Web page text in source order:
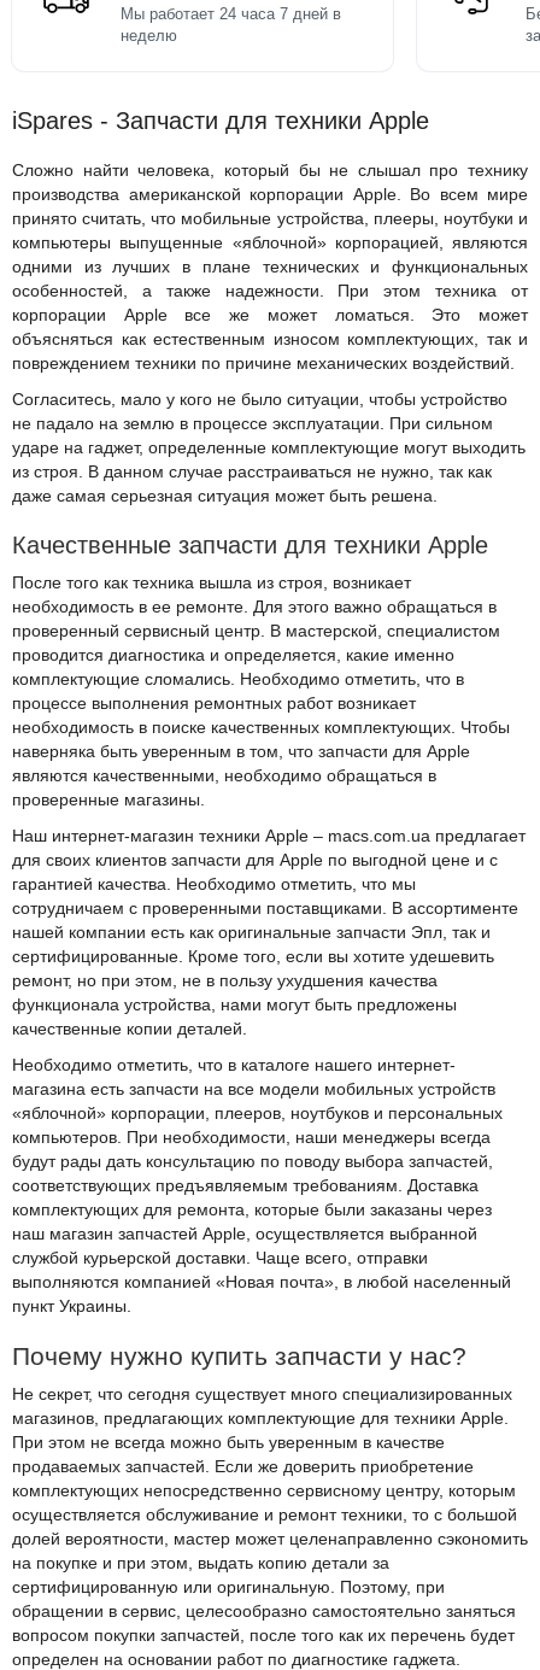
Мы работает 24 часа 7 дней в
неделю
iSpares - Запчасти для техники Apple
Сложно найти человека, который бы не слышал про технику
производства американской корпорации Apple. Во всем мире
принято считать, что мобильные устройства, плееры, ноутбуки и
компьютеры выпущенные «яблочной» корпорацией, являются
одними из лучших в плане технических и функциональных
особенностей, а также надежности. При этом техника от
корпорации Apple все же может ломаться. Это может
объясняться как естественным износом комплектующих, так и
повреждением техники по причине механических воздействий.
Согласитесь, мало у кого не было ситуации, чтобы устройство
не падало на землю в процессе эксплуатации. При сильном
ударе на гаджет, определенные комплектующие могут выходить
из строя. В данном случае расстраиваться не нужно, так как
даже самая серьезная ситуация может быть решена.
Качественные запчасти для техники Apple
После того как техника вышла из строя, возникает
необходимость в ее ремонте. Для этого важно обращаться в
проверенный сервисный центр. В мастерской, специалистом
проводится диагностика и определяется, какие именно
комплектующие сломались. Необходимо отметить, что в
процессе выполнения ремонтных работ возникает
необходимость в поиске качественных комплектующих. Чтобы
наверняка быть уверенным в том, что запчасти для Apple
являются качественными, необходимо обращаться в
проверенные магазины.
Наш интернет-магазин техники Apple – macs.com.ua предлагает
для своих клиентов запчасти для Apple по выгодной цене и с
гарантией качества. Необходимо отметить, что мы
сотрудничаем с проверенными поставщиками. В ассортименте
нашей компании есть как оригинальные запчасти Эпл, так и
сертифицированные. Кроме того, если вы хотите удешевить
ремонт, но при этом, не в пользу ухудшения качества
функционала устройства, нами могут быть предложены
качественные копии деталей.
Необходимо отметить, что в каталоге нашего интернет-
магазина есть запчасти на все модели мобильных устройств
«яблочной» корпорации, плееров, ноутбуков и персональных
компьютеров. При необходимости, наши менеджеры всегда
будут рады дать консультацию по поводу выбора запчастей,
соответствующих предъявляемым требованиям. Доставка
комплектующих для ремонта, которые были заказаны через
наш магазин запчастей Apple, осуществляется выбранной
службой курьерской доставки. Чаще всего, отправки
выполняются компанией «Новая почта», в любой населенный
пункт Украины.
Почему нужно купить запчасти у нас?
Не секрет, что сегодня существует много специализированных
магазинов, предлагающих комплектующие для техники Apple.
При этом не всегда можно быть уверенным в качестве
продаваемых запчастей. Если же доверить приобретение
комплектующих непосредственно сервисному центру, которым
осуществляется обслуживание и ремонт техники, то с большой
долей вероятности, мастер может целенаправленно сэкономить
на покупке и при этом, выдать копию детали за
сертифицированную или оригинальную. Поэтому, при
обращении в сервис, целесообразно самостоятельно заняться
вопросом покупки запчастей, после того как их перечень будет
определен на основании работ по диагностике гаджета.